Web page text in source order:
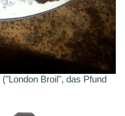
Broil", das Pfund